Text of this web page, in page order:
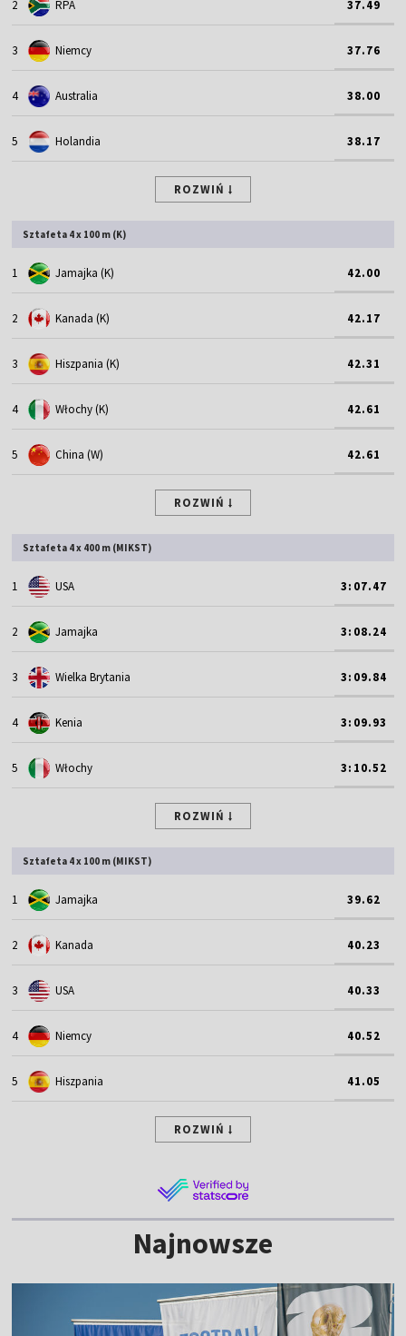
2 RPA 37.49
3 Niemcy 37.76
4 Australia 38.00
5 Holandia 38.17
ROZWIŃ
Sztafeta 4 x 100 m (K)
1 Jamajka (K) 42.00
2 Kanada (K) 42.17
3 Hiszpania (K) 42.31
4 Włochy (K) 42.61
5 China (W) 42.61
ROZWIŃ
Sztafeta 4 x 400 m (MIKST)
1 USA 3:07.47
2 Jamajka 3:08.24
3 Wielka Brytania 3:09.84
4 Kenia 3:09.93
5 Włochy 3:10.52
ROZWIŃ
Sztafeta 4 x 100 m (MIKST)
1 Jamajka 39.62
2 Kanada 40.23
3 USA 40.33
4 Niemcy 40.52
5 Hiszpania 41.05
ROZWIŃ
Najnowsze